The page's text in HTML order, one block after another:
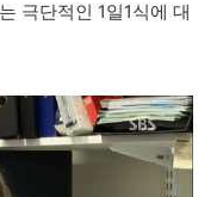
극단적인 1일1식에 대